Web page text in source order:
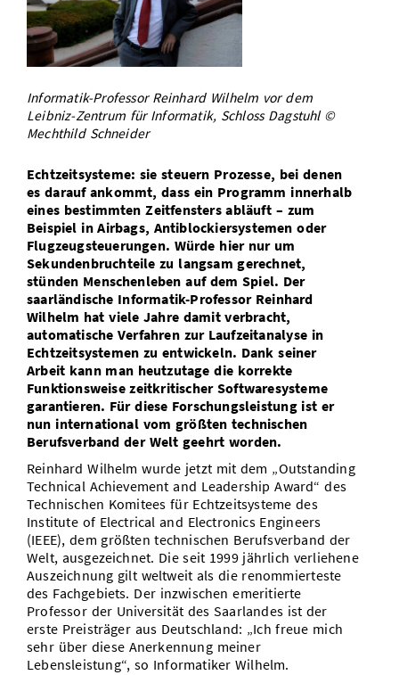
Vom Studium in den Beruf
Study Scheduler
Bibliothek
Open Science/Open Access
Start-ups
IT-Themenabend
Ranking
Zahlen & Fakten
Preise, Auszeichnungen und Förderungen
Kontakt
SIC Merchandise
SIC Podcast
Anfahrt
Termine, Vorträge und Veranstaltungen
Informatik-Professor Reinhard Wilhelm vor dem
Leibniz-Zentrum für Informatik, Schloss Dagstuhl ©
Mechthild Schneider
Echtzeitsysteme: sie steuern Prozesse, bei denen
es darauf ankommt, dass ein Programm innerhalb
eines bestimmten Zeitfensters abläuft – zum
Beispiel in Airbags, Antiblockiersystemen oder
Flugzeugsteuerungen. Würde hier nur um
Sekundenbruchteile zu langsam gerechnet,
stünden Menschenleben auf dem Spiel. Der
saarländische Informatik-Professor Reinhard
Wilhelm hat viele Jahre damit verbracht,
automatische Verfahren zur Laufzeitanalyse in
Echtzeitsystemen zu entwickeln. Dank seiner
Arbeit kann man heutzutage die korrekte
Funktionsweise zeitkritischer Softwaresysteme
garantieren. Für diese Forschungsleistung ist er
nun international vom größten technischen
Berufsverband der Welt geehrt worden.
Reinhard Wilhelm wurde jetzt mit dem „Outstanding
Technical Achievement and Leadership Award“ des
Technischen Komitees für Echtzeitsysteme des
Institute of Electrical and Electronics Engineers
(IEEE), dem größten technischen Berufsverband der
Welt, ausgezeichnet. Die seit 1999 jährlich verliehene
Auszeichnung gilt weltweit als die renommierteste
des Fachgebiets. Der inzwischen emeritierte
Professor der Universität des Saarlandes ist der
erste Preisträger aus Deutschland: „Ich freue mich
sehr über diese Anerkennung meiner
Lebensleistung“, so Informatiker Wilhelm.